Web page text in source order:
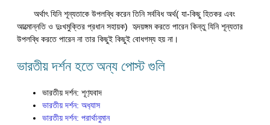
অর্থাৎ যিনি শূন্যতাকে উপলব্ধি করেন তিনি সর্ববিধ অর্থ( যা-কিছু হিতকর এবং
আত্মোন্নতি ও দুঃখমুক্তির প্রধান সহায়ক) হৃদয়ঙ্গম করতে পারেন কিন্তু যিনি শূন্যতার
উপলব্ধি করতে পারেন না তার কিছুই কিছুই বোধগম্য হয় না।
ভারতীয় দর্শন হতে অন্য পোস্ট গুলি
ভারতীয় দর্শন: শূণ‍্যবাদ
ভারতীয় দর্শন: অধ‍্যাস
ভারতীয় দর্শন: পরার্থানুমান